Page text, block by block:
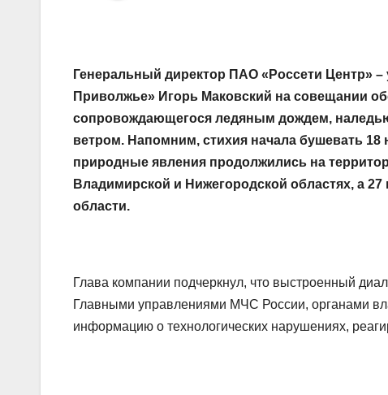
Генеральный директор ПАО «Россети Центр»
Приволжье» Игорь Маковский на совещании
сопровождающегося ледяным дождем,
ветром. Напомним, стихия начала бушевать
природные явления продолжились на
Владимирской и Нижегородской областях, а
области.
Глава компании подчеркнул, что выстроенный
Главными управлениями МЧС России, органами
информацию о технологических нарушениях,